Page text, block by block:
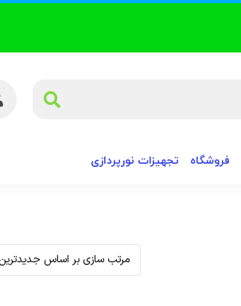
فروشگاه تجهیزات نورپردازی